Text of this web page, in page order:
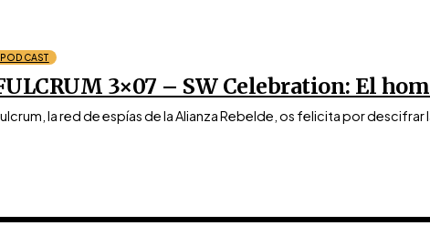
PODCAST
3×07 – SW Celebration: El
la red de espías de la Alianza Rebelde, os felicita por